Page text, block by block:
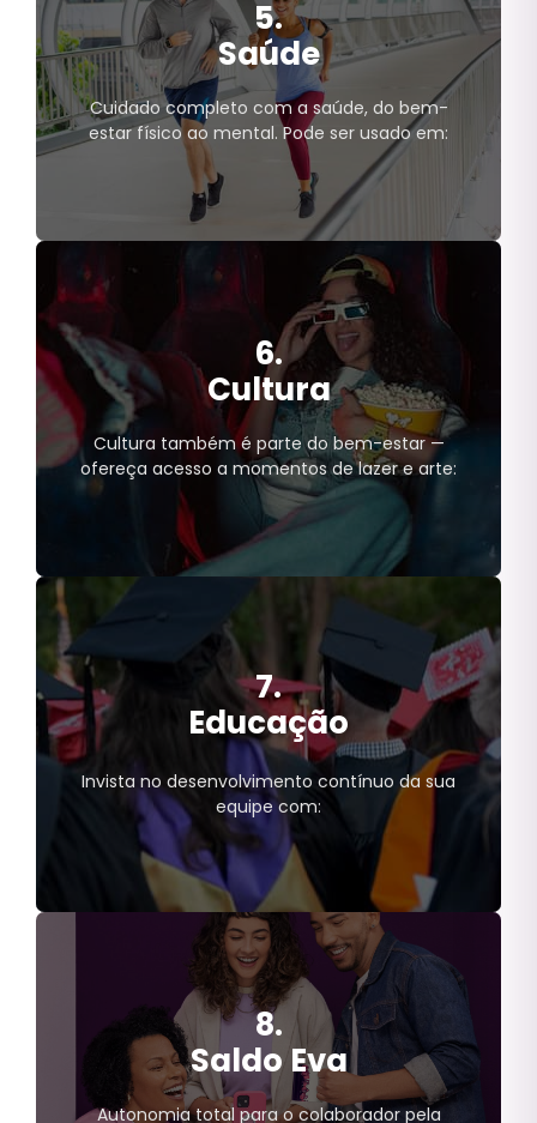
Vale Combustível
Pontos de Combustível
5.
Saúde
Cuidado completo com a saúde, do bem-
estar físico ao mental. Pode ser usado em:
Saúde
Farmácias;
Serviços médicos e hospitalares;
Academias;
Terapia;
Programas de saúde física e
mental.
6.
Cultura
Cultura também é parte do bem-estar —
ofereça acesso a momentos de lazer e arte:
Cultura
Shows;
Eventos;
Museus;
Cinemas;
Teatros;
Serviços de streaming;
Bancas;
Livrarias.
7.
Educação
Invista no desenvolvimento contínuo da sua
equipe com:
Educação
Cursos técnicos;
Educação superior ou básica;
MOOCs (Massive Online Open
8.
Saldo Eva
Autonomia total para o colaborador pela